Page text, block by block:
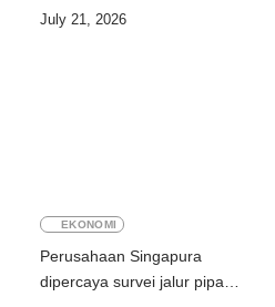
July 21, 2026
EKONOMI
Perusahaan Singapura
dipercaya survei jalur pipa